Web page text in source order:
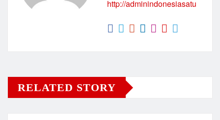
http://adminindonesiasatu
RELATED STORY